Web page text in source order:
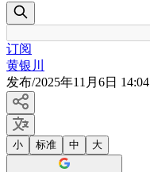
订阅
黄银川
发布/2025年11月6日 14:04
小 标准 中 大